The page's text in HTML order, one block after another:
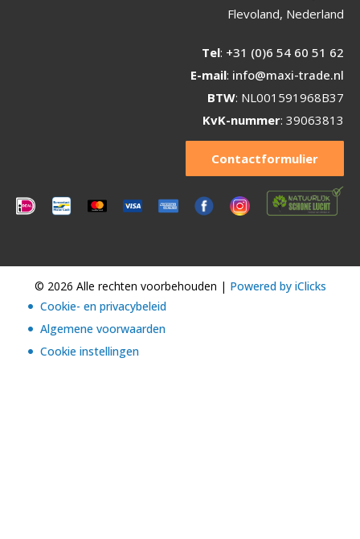
Flevoland, Nederland
Tel: +31 (0)6 54 60 51 62
E-mail: info@maxi-trade.nl
BTW: NL001591968B37
KvK-nummer: 39063813
Contactformulier
© 2026 Alle rechten voorbehouden | Powered by iClicks
Cookie- en privacybeleid
Algemene voorwaarden
Cookie instellingen